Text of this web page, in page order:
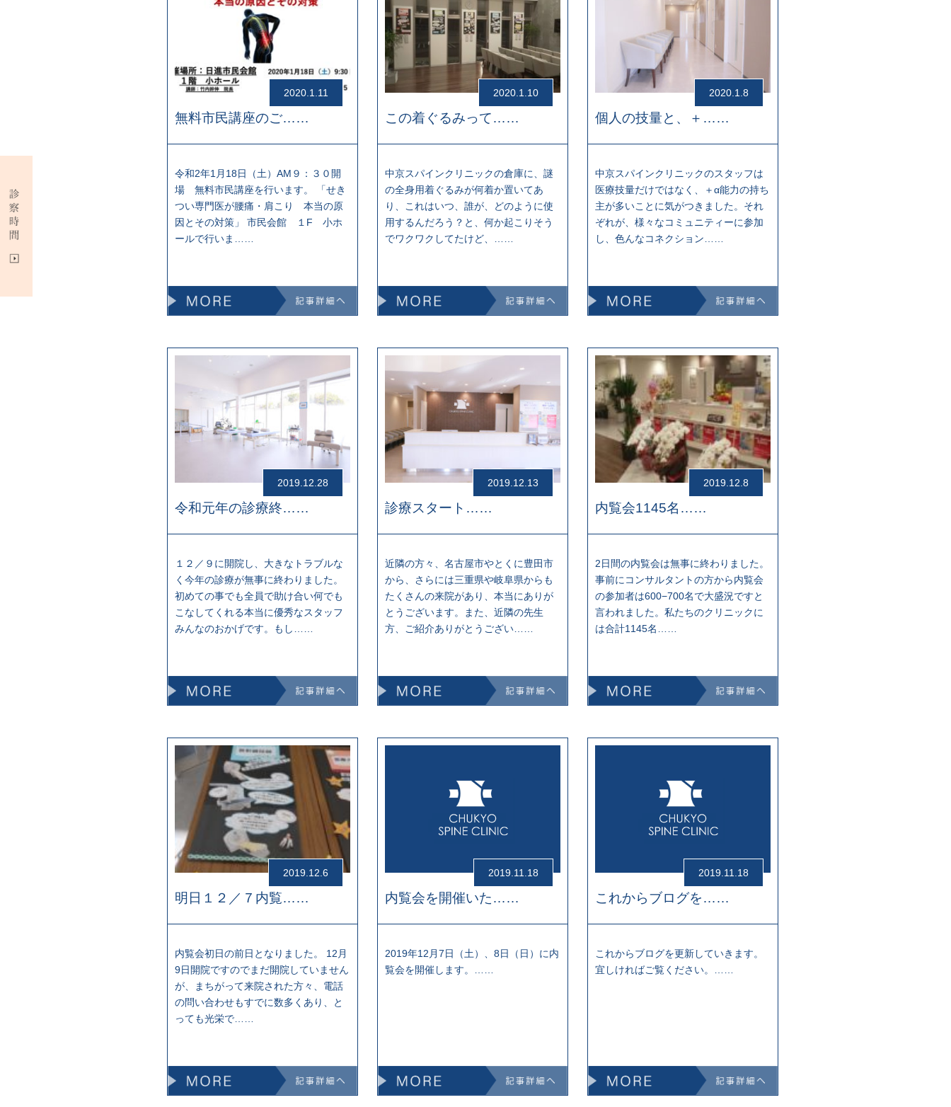
2020.1.11
無料市民講座のご……
令和2年1月18日（土）AM９：３０開
場 無料市民講座を行います。 「せき
つい専門医が腰痛・肩こり 本当の原
因とその対策」 市民会館 １F 小ホ
ールで行いま……
2020.1.10
この着ぐるみって……
中京スパインクリニックの倉庫に、謎
の全身用着ぐるみが何着か置いてあ
り、これはいつ、誰が、どのように使
用するんだろう？と、何か起こりそう
でワクワクしてたけど、……
2020.1.8
個人の技量と、＋……
中京スパインクリニックのスタッフは
医療技量だけではなく、＋α能力の持ち
主が多いことに気がつきました。それ
ぞれが、様々なコミュニティーに参加
し、色んなコネクション……
2019.12.28
令和元年の診療終……
１２／９に開院し、大きなトラブルな
く今年の診療が無事に終わりました。
初めての事でも全員で助け合い何でも
こなしてくれる本当に優秀なスタッフ
みんなのおかげです。もし……
2019.12.13
診療スタート……
近隣の方々、名古屋市やとくに豊田市
から、さらには三重県や岐阜県からも
たくさんの来院があり、本当にありが
とうございます。また、近隣の先生
方、ご紹介ありがとうござい……
2019.12.8
内覧会1145名……
2日間の内覧会は無事に終わりました。
事前にコンサルタントの方から内覧会
の参加者は600−700名で大盛況ですと
言われました。私たちのクリニックに
は合計1145名……
2019.12.6
明日１２／７内覧……
内覧会初日の前日となりました。 12月
9日開院ですのでまだ開院していません
が、まちがって来院された方々、電話
の問い合わせもすでに数多くあり、と
っても光栄で……
2019.11.18
内覧会を開催いた……
2019年12月7日（土）、8日（日）に内
覧会を開催します。……
2019.11.18
これからブログを……
これからブログを更新していきます。
宜しければご覧ください。……